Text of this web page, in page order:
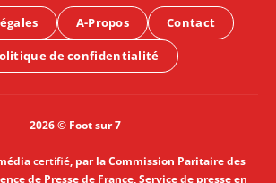
A-Propos Contact
de confidentialité
2026 © Foot sur 7
certifié, par la Commission Paritaire des
de Presse de France, Service de presse en